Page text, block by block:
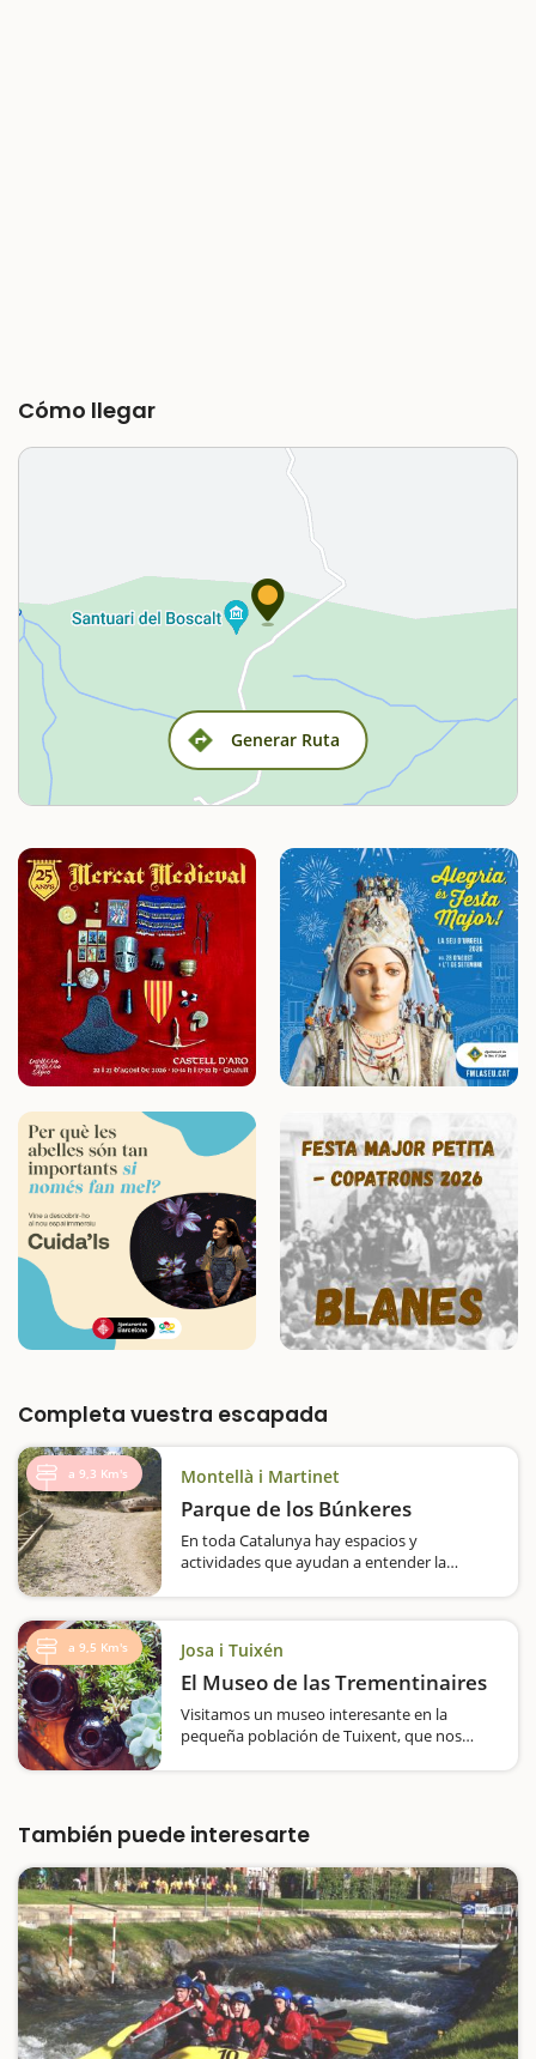
Cómo llegar
Generar Ruta
Completa vuestra escapada
a 9,3 Km's Montellà i Martinet
Parque de los Búnkeres
En toda Catalunya hay espacios y
actividades que ayudan a entender la
también divertida, con el fin de atraer
público familiar.Hablamos de la ruta del
Parque de los…
a 9,5 Km's Josa i Tuixén
El Museo de las Trementinaires
Visitamos un museo interesante en la
pequeña población de Tuixent, que nos
También puede interesarte